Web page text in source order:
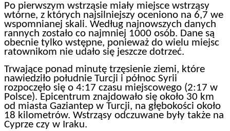
Po pierwszym wstrząsie miały miejsce wstrząsy
wtórne, z których najsilniejszy oceniono na 6,7 we
wspomnianej skali. Według najnowszych danych
rannych zostało co najmniej 1000 osób. Dane są
obecnie tylko wstępne, ponieważ do wielu miejsc
ratownikom nie udało się jeszcze dotrzeć.
Trwające ponad minutę trzęsienie ziemi, które
nawiedziło południe Turcji i północ Syrii
rozpoczęło się o 4:17 czasu miejscowego (2:17 w
Polsce). Epicentrum znajdowało się około 30 km
od miasta Gaziantep w Turcji, na głębokości około
18 kilometrów. Wstrząsy odczuwane były także na
Cyprze czy w Iraku.